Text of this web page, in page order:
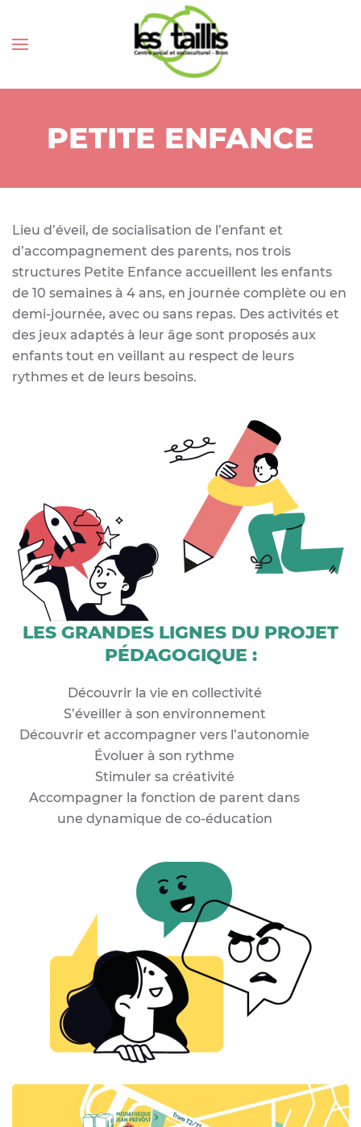
PETITE ENFANCE
Lieu d’éveil, de socialisation de l’enfant et
d’accompagnement des parents, nos trois
structures Petite Enfance accueillent les enfants
de 10 semaines à 4 ans, en journée complète ou en
demi-journée, avec ou sans repas. Des activités et
des jeux adaptés à leur âge sont proposés aux
enfants tout en veillant au respect de leurs
rythmes et de leurs besoins.
LES GRANDES LIGNES DU PROJET
PÉDAGOGIQUE :
Découvrir la vie en collectivité
S’éveiller à son environnement
Découvrir et accompagner vers l’autonomie
Évoluer à son rythme
Stimuler sa créativité
Accompagner la fonction de parent dans
une dynamique de co-éducation